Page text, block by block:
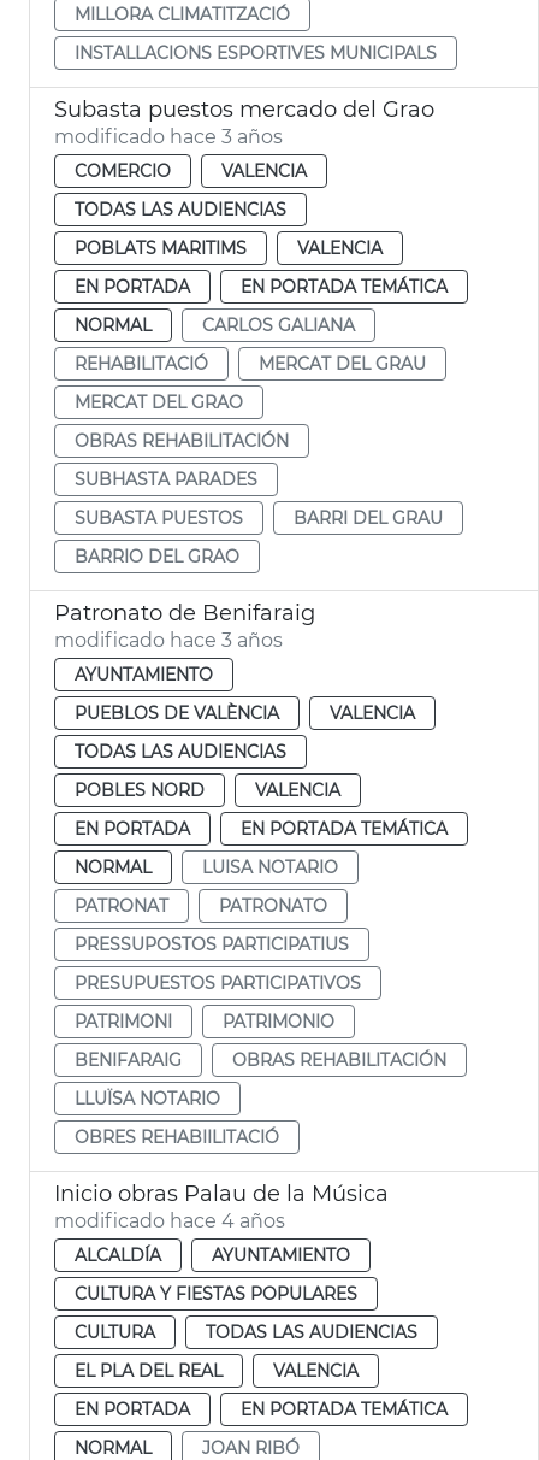
MILLORA CLIMATITZACIÓ
INSTALLACIONS ESPORTIVES MUNICIPALS
Subasta puestos mercado del Grao
modificado hace 3 años
COMERCIO
VALENCIA
TODAS LAS AUDIENCIAS
POBLATS MARITIMS
VALENCIA
EN PORTADA
EN PORTADA TEMÁTICA
NORMAL
CARLOS GALIANA
REHABILITACIÓ
MERCAT DEL GRAU
MERCAT DEL GRAO
OBRAS REHABILITACIÓN
SUBHASTA PARADES
SUBASTA PUESTOS
BARRI DEL GRAU
BARRIO DEL GRAO
Patronato de Benifaraig
modificado hace 3 años
AYUNTAMIENTO
PUEBLOS DE VALÈNCIA
VALENCIA
TODAS LAS AUDIENCIAS
POBLES NORD
VALENCIA
EN PORTADA
EN PORTADA TEMÁTICA
NORMAL
LUISA NOTARIO
PATRONAT
PATRONATO
PRESSUPOSTOS PARTICIPATIUS
PRESUPUESTOS PARTICIPATIVOS
PATRIMONI
PATRIMONIO
BENIFARAIG
OBRAS REHABILITACIÓN
LLUÏSA NOTARIO
OBRES REHABIILITACIÓ
Inicio obras Palau de la Música
modificado hace 4 años
ALCALDÍA
AYUNTAMIENTO
CULTURA Y FIESTAS POPULARES
CULTURA
TODAS LAS AUDIENCIAS
EL PLA DEL REAL
VALENCIA
EN PORTADA
EN PORTADA TEMÁTICA
NORMAL
JOAN RIBÓ